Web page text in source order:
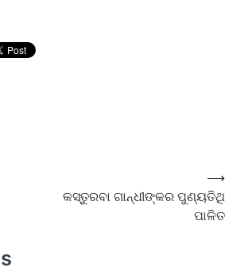
କସ୍ତୁରବା ଗାନ୍ଧୀଙ୍କର ପୁଣ୍ୟତିଥି
ପାଳିତ
⟶